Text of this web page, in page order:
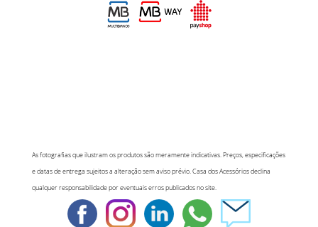
As fotografias que ilustram os produtos são meramente indicativas. Preços, especificações
e datas de entrega sujeitos a alteração sem aviso prévio. Casa dos Acessórios declina
qualquer responsabilidade por eventuais erros publicados no site.